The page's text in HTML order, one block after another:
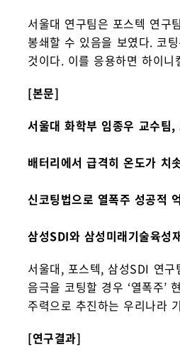
서울대 연구팀은 포스텍 연구
봉쇄할 수 있음을 보였다. 코
것이다. 이를 응용하면 하이
[본문]
서울대 화학부 임종우 교수팀
배터리에서 급격히 온도가 치
신코팅법으로 열폭주 성공적
삼성SDI와 삼성미래기술육성
서울대, 포스텍, 삼성SDI 연구
음극을 코팅할 경우 ‘열폭주’
주력으로 추진하는 우리나라
[연구결과]